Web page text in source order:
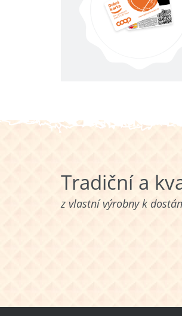
Tradiční a
z vlastní výrobny k